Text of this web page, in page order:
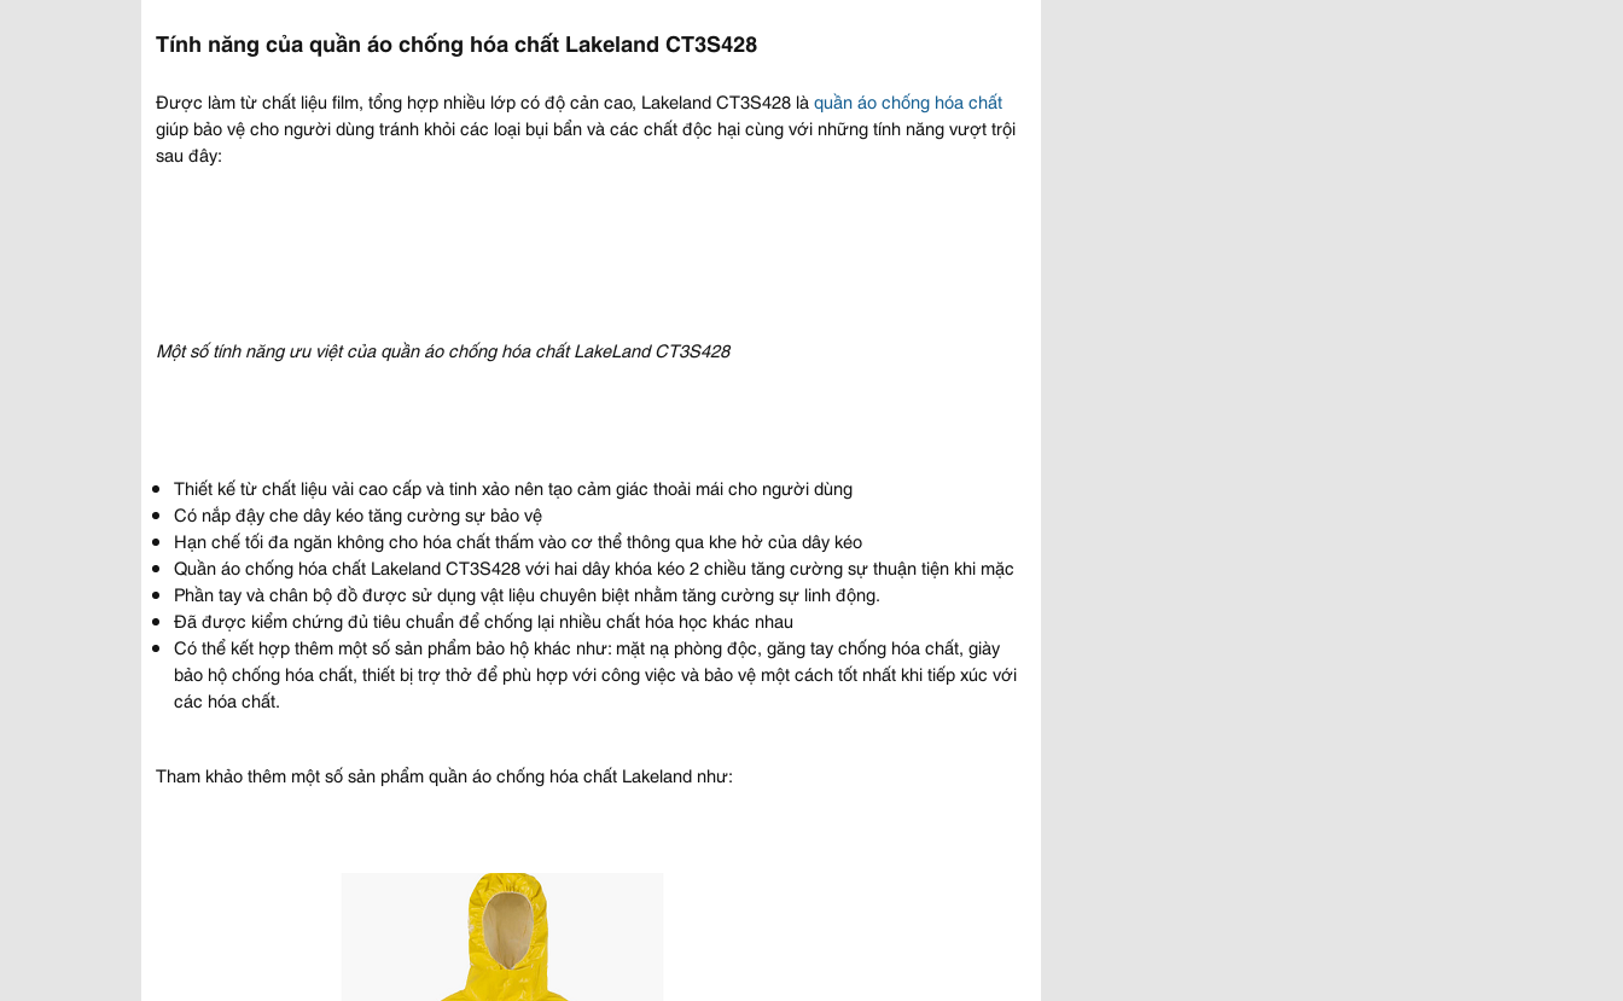
Tính năng của quần áo chống hóa chất Lakeland CT3S428
Được làm từ chất liệu film, tổng hợp nhiều lớp có độ cản cao, Lakeland CT3S428 là quần áo chống hóa chất
giúp bảo vệ cho người dùng tránh khỏi các loại bụi bẩn và các chất độc hại cùng với những tính năng vượt trội
sau đây:
Một số tính năng ưu việt của quần áo chống hóa chất LakeLand CT3S428
Thiết kế từ chất liệu vải cao cấp và tinh xảo nên tạo cảm giác thoải mái cho người dùng
Có nắp đậy che dây kéo tăng cường sự bảo vệ
Hạn chế tối đa ngăn không cho hóa chất thấm vào cơ thể thông qua khe hở của dây kéo
Quần áo chống hóa chất Lakeland CT3S428 với hai dây khóa kéo 2 chiều tăng cường sự thuận tiện khi mặc
Phần tay và chân bộ đồ được sử dụng vật liệu chuyên biệt nhằm tăng cường sự linh động.
Đã được kiểm chứng đủ tiêu chuẩn để chống lại nhiều chất hóa học khác nhau
Có thể kết hợp thêm một số sản phẩm bảo hộ khác như: mặt nạ phòng độc, găng tay chống hóa chất, giày
bảo hộ chống hóa chất, thiết bị trợ thở để phù hợp với công việc và bảo vệ một cách tốt nhất khi tiếp xúc với
các hóa chất.
Tham khảo thêm một số sản phẩm quần áo chống hóa chất Lakeland như: